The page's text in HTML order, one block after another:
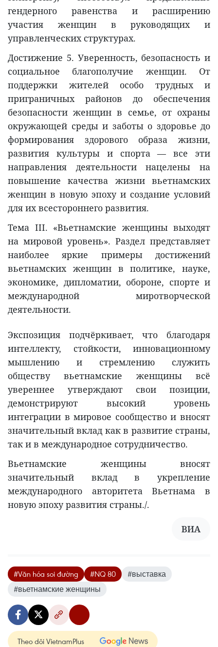
гендерного равенства и расширению
участия женщин в руководящих и
управленческих структурах.
Достижение 5. Уверенность, безопасность и
социальное благополучие женщин. От
поддержки жителей особо трудных и
приграничных районов до обеспечения
безопасности женщин в семье, от охраны
окружающей среды и заботы о здоровье до
формирования здорового образа жизни,
развития культуры и спорта — все эти
направления деятельности нацелены на
повышение качества жизни вьетнамских
женщин в новую эпоху и создание условий
для их всестороннего развития.
Тема III. «Вьетнамские женщины выходят
на мировой уровень». Раздел представляет
наиболее яркие примеры достижений
вьетнамских женщин в политике, науке,
экономике, дипломатии, обороне, спорте и
международной миротворческой
деятельности.
Экспозиция подчёркивает, что благодаря
интеллекту, стойкости, инновационному
мышлению и стремлению служить
обществу вьетнамские женщины всё
увереннее утверждают свои позиции,
демонстрируют высокий уровень
интеграции в мировое сообщество и вносят
значительный вклад как в развитие страны,
так и в международное сотрудничество.
Вьетнамские женщины вносят
значительный вклад в укрепление
международного авторитета Вьетнама в
новую эпоху развития страны./.
ВИА
#Văn hóa soi đường #NQ 80
#выставка
#вьетнамские женщины
Theo dõi VietnamPlus